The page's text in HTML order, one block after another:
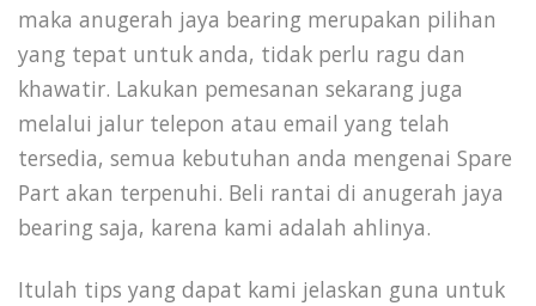
maka anugerah jaya bearing merupakan pilihan
yang tepat untuk anda, tidak perlu ragu dan
khawatir. Lakukan pemesanan sekarang juga
melalui jalur telepon atau email yang telah
tersedia, semua kebutuhan anda mengenai Spare
Part akan terpenuhi. Beli rantai di anugerah jaya
bearing saja, karena kami adalah ahlinya.
Itulah tips yang dapat kami jelaskan guna untuk